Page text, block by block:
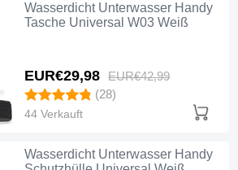
Wasserdicht Unterwasser Handy
Tasche Universal W03 Weiß
EUR€29,98 EUR€42,99
(28)
44 Verkauft
Wasserdicht Unterwasser Handy